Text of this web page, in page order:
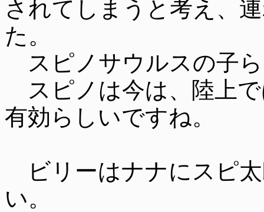
されてしまうと考え、
た。
スピノサウルスの子
スピノは今は、陸上
有効らしいですね。
ビリーはナナにスピ
い。